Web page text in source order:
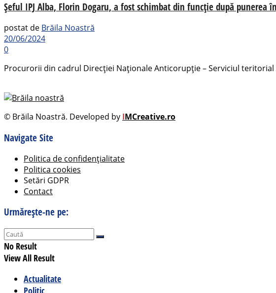
Șeful IPJ Alba, Florin Dogaru, a fost schimbat din funcție după punerea
postat de Brăila Noastră
20/06/2024
0
Procurorii din cadrul Direcției Naționale Anticorupție – Serviciul
© Brăila Noastră. Developed by IMCreative.ro
Navigate Site
Politica de confidențialitate
Politica cookies
Setări GDPR
Contact
Urmărește-ne pe:
No Result
View All Result
Actualitate
Politic